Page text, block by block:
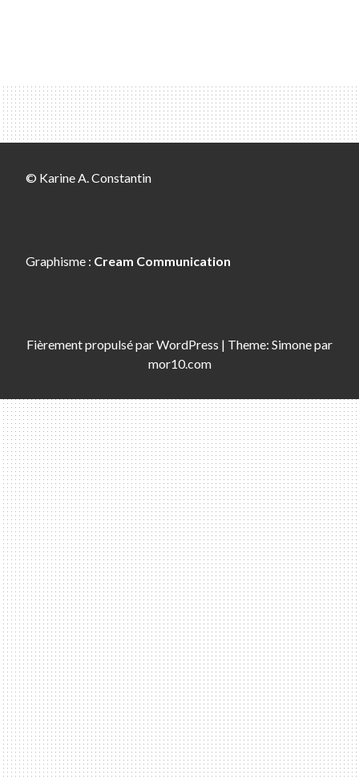
© Karine A. Constantin
Graphisme : Cream Communication
Fièrement propulsé parWordPress | Theme: Simonepar
mor10.com